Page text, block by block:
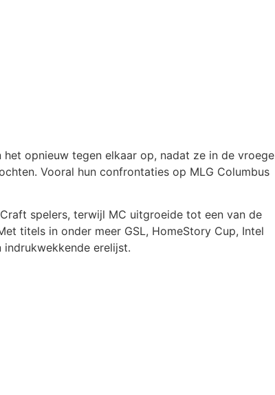
opnieuw tegen elkaar op, nadat ze in de vroege
Vooral hun confrontaties op MLG Columbus
spelers, terwijl MC uitgroeide tot een van de
titels in onder meer GSL, HomeStory Cup, Intel
indrukwekkende erelijst.